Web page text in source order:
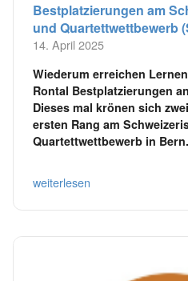
Bestplatzierungen am
und Quartettwettbewerb
14. April 2025
Wiederum erreichen
Rontal Bestplatzierungen
Dieses mal krönen sich
ersten Rang am
Quartettwettbewerb in Bern.
weiterlesen